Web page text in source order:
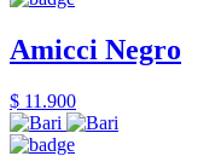
Amicci Negro
$ 11.900